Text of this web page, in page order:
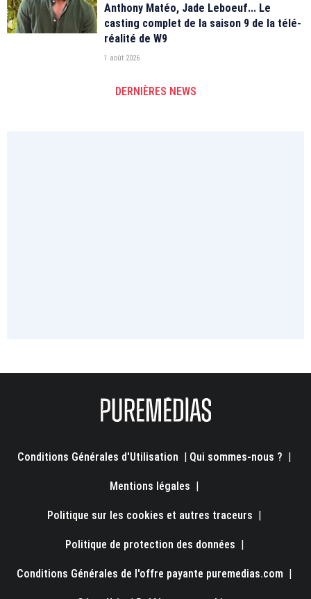
Anthony Matéo, Jade Leboeuf... Le
casting complet de la saison 9 de la télé-
réalité de W9
1 août 2026
DERNIÈRES NEWS
Conditions Générales d'Utilisation | Qui sommes-nous ? |
Mentions légales |
Politique sur les cookies et autres traceurs |
Politique de protection des données |
Conditions Générales de l'offre payante puremedias.com |